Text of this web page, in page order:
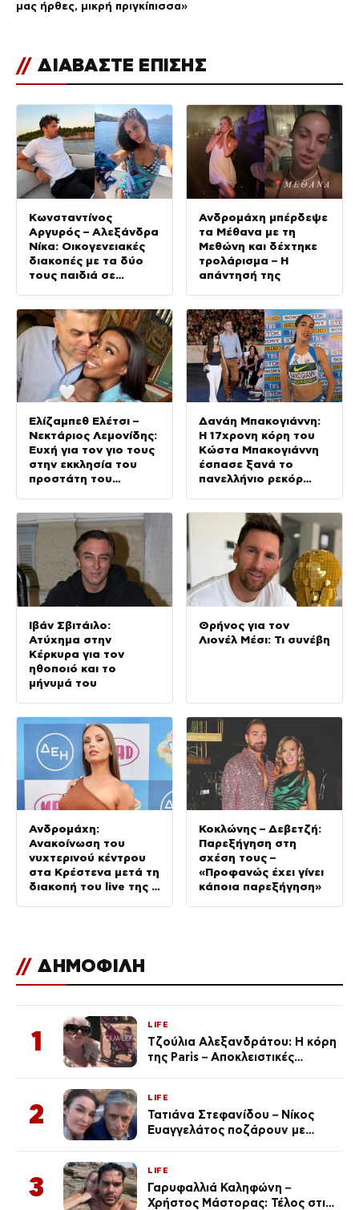
μας ήρθες, μικρή πριγκίπισσα»
// ΔΙΑΒΑΣΤΕ ΕΠΙΣΗΣ
Κωνσταντίνος
Αργυρός – Αλεξάνδρα
Νίκα: Οικογενειακές
διακοπές με τα δύο
τους παιδιά σε
Ανδρομάχη μπέρδεψε
τα Μέθανα με τη
Μεθώνη και δέχτηκε
τρολάρισμα – Η
απάντησή της
Ελίζαμπεθ Ελέτσι –
Νεκτάριος Λεμονίδης:
Ευχή για τον γιο τους
στην εκκλησία του
προστάτη του
Δανάη Μπακογιάννη:
Η 17χρονη κόρη του
Κώστα Μπακογιάννη
έσπασε ξανά το
πανελλήνιο ρεκόρ
Ιβάν Σβιτάιλο:
Ατύχημα στην
Κέρκυρα για τον
ηθοποιό και το
μήνυμά του
Θρήνος για τον
Λιονέλ Μέσι: Τι συνέβη
Ανδρομάχη:
Ανακοίνωση του
νυχτερινού κέντρου
στα Κρέστενα μετά τη
διακοπή του live της –
Κοκλώνης – Δεβετζή:
Παρεξήγηση στη
σχέση τους –
«Προφανώς έχει γίνει
κάποια παρεξήγηση»
// ΔΗΜΟΦΙΛΗ
1
LIFE
Τζούλια Αλεξανδράτου: Η κόρη
της Paris – Αποκλειστικές
2
LIFE
Τατιάνα Στεφανίδου – Νίκος
Ευαγγελάτος ποζάρουν με
3
LIFE
Γαρυφαλλιά Καληφώνη –
Χρήστος Μάστορας: Τέλος στις